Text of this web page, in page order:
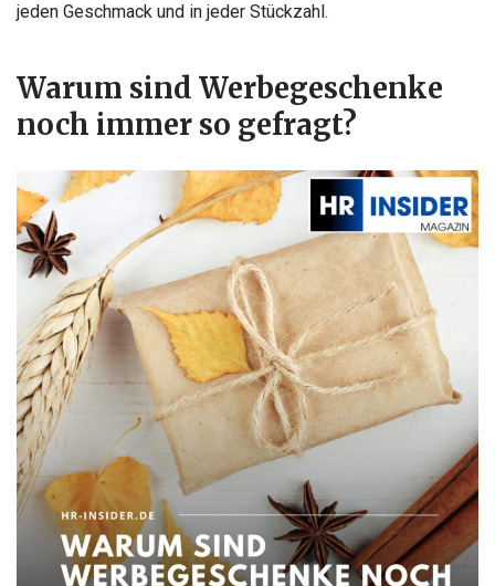
jeden Geschmack und in jeder Stückzahl.
Warum sind Werbegeschenke
noch immer so gefragt?